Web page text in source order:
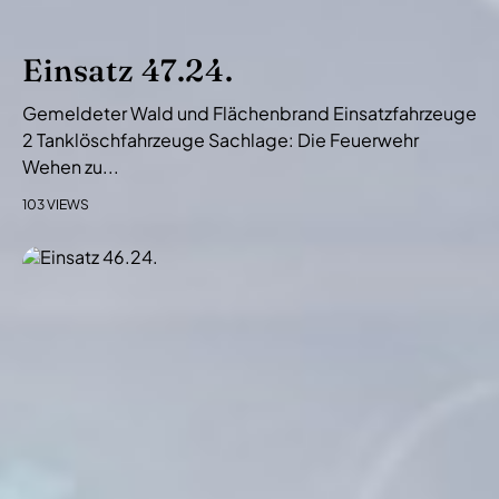
Einsatz 47.24.
Gemeldeter Wald und Flächenbrand Einsatzfahrzeuge
2 Tanklöschfahrzeuge Sachlage: Die Feuerwehr
Wehen zu...
103 VIEWS